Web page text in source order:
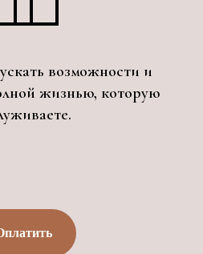
возможности и
жизнью, которую